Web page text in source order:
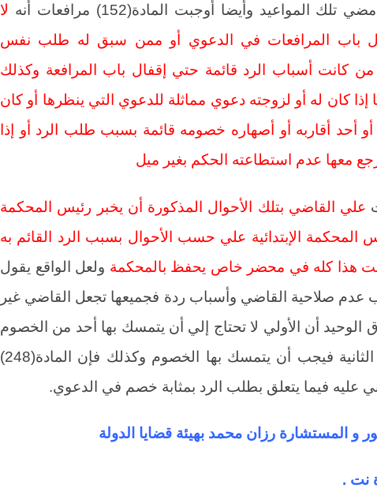
المواعيد وأيضا أوجبت المادة(152) مرافعات أنه
لا
باب المرافعات في الدعوي أو ممن سبق له طلب نفس
كانت أسباب الرد قائمة حتي إقفال باب المرافعة وكذلك
كان له أو لزوجته دعوي مماثلة للدعوي التي ينظرها أو كان
أو أحد أقاربه أو أصهاره خصومه قائمة بسبب طلب الرد أو إذا
معها عدم استطاعته الحكم بغير ميل
علي القاضي بتلك الأحوال المذكورة أن يخبر رئيس المحكمة
الإبتدائية علي حسب الأحوال بسبب الرد القائم به
هذا كله في محضر خاص يحفظ بالمحكمة ولعل الواقع يقول
عدم صلاحية القاضي وأسباب ردة فجميعها تجعل القاضي غير
الوحيد أن الأولي لا تحتاج إلي أن يتمسك بها أحد من الخصوم
لأنها من النظام العام أما الثانية فيجب أن يتمسك بها الخصوم وكذلك فإن المادة(248)
عليه فيما يتعلق بطلب الرد بمثابة خصم في الدعوي.
و المستشارة رزان محمد بهيئة قضايا الدولة
نت .